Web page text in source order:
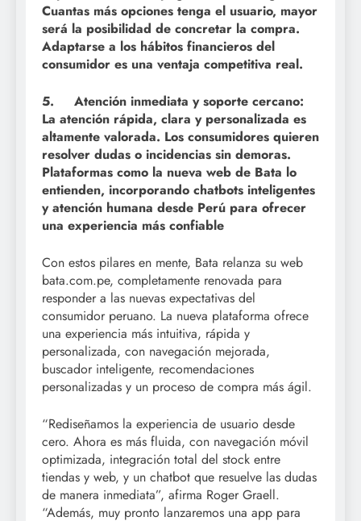
Cuantas más opciones tenga el usuario, mayor
será la posibilidad de concretar la compra.
Adaptarse a los hábitos financieros del
consumidor es una ventaja competitiva real.
5. Atención inmediata y soporte cercano:
La atención rápida, clara y personalizada es
altamente valorada. Los consumidores quieren
resolver dudas o incidencias sin demoras.
Plataformas como la nueva web de Bata lo
entienden, incorporando chatbots inteligentes
y atención humana desde Perú para ofrecer
una experiencia más confiable
Con estos pilares en mente, Bata relanza su web
bata.com.pe, completamente renovada para
responder a las nuevas expectativas del
consumidor peruano. La nueva plataforma ofrece
una experiencia más intuitiva, rápida y
personalizada, con navegación mejorada,
buscador inteligente, recomendaciones
personalizadas y un proceso de compra más ágil.
“Rediseñamos la experiencia de usuario desde
cero. Ahora es más fluida, con navegación móvil
optimizada, integración total del stock entre
tiendas y web, y un chatbot que resuelve las dudas
de manera inmediata”, afirma Roger Graell.
“Además, muy pronto lanzaremos una app para